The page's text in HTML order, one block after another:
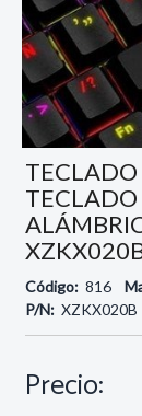
TECLADO
Código: 816
P/N: XZKX020B
Precio: